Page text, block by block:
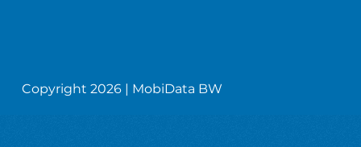
Copyright 2026 | MobiData BW